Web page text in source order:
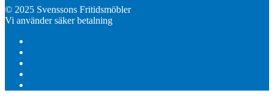
© 2025 Svenssons Fritidsmöbler
Vi använder säker betalning